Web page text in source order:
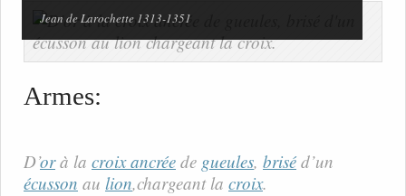
Jean de Larochette 1313-1351
Armes:
D’orà la croix ancrée de gueules, brisé d’un
écusson au lion,chargeant la croix.